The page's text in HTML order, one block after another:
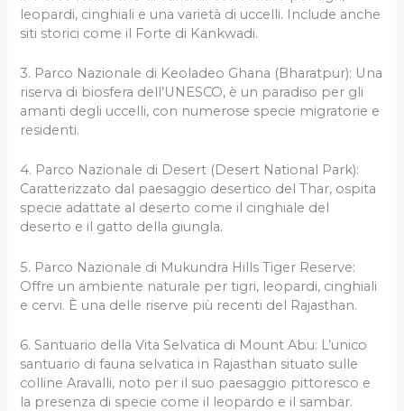
leopardi, cinghiali e una varietà di uccelli. Include anche
siti storici come il Forte di Kankwadi.
3. Parco Nazionale di Keoladeo Ghana (Bharatpur): Una
riserva di biosfera dell’UNESCO, è un paradiso per gli
amanti degli uccelli, con numerose specie migratorie e
residenti.
4. Parco Nazionale di Desert (Desert National Park):
Caratterizzato dal paesaggio desertico del Thar, ospita
specie adattate al deserto come il cinghiale del
deserto e il gatto della giungla.
5. Parco Nazionale di Mukundra Hills Tiger Reserve:
Offre un ambiente naturale per tigri, leopardi, cinghiali
e cervi. È una delle riserve più recenti del Rajasthan.
6. Santuario della Vita Selvatica di Mount Abu: L’unico
santuario di fauna selvatica in Rajasthan situato sulle
colline Aravalli, noto per il suo paesaggio pittoresco e
la presenza di specie come il leopardo e il sambar.